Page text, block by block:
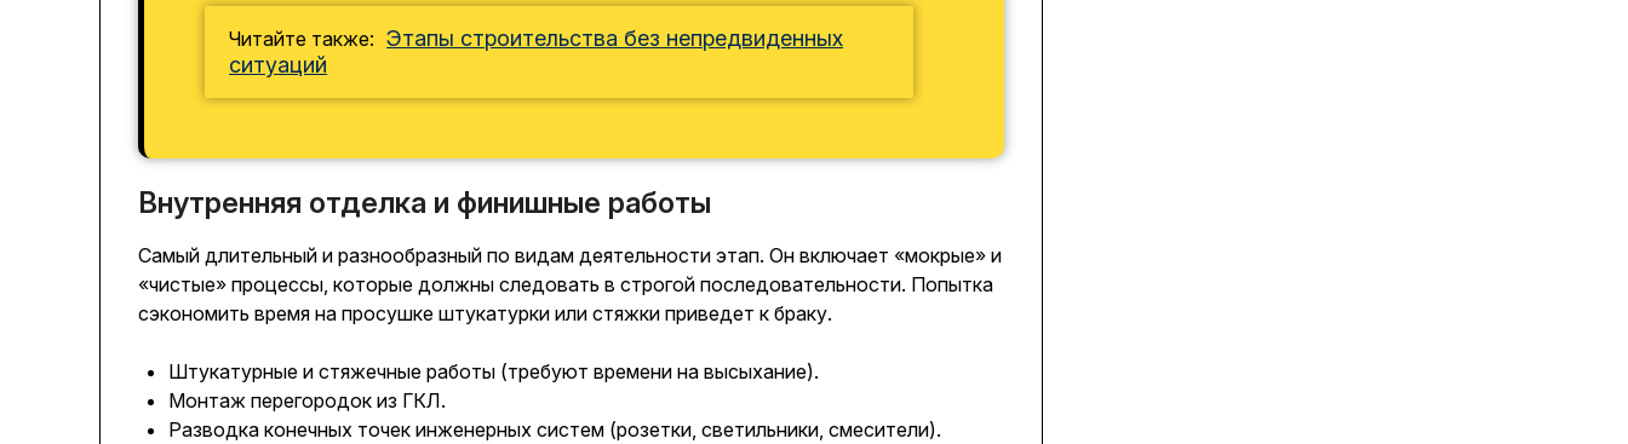
Читайте также: Этапы строительства без непредвиденных
ситуаций
Внутренняя отделка и финишные работы
Самый длительный и разнообразный по видам деятельности этап. Он включает «мокрые» и
«чистые» процессы, которые должны следовать в строгой последовательности. Попытка
сэкономить время на просушке штукатурки или стяжки приведет к браку.
Штукатурные и стяжечные работы (требуют времени на высыхание).
Монтаж перегородок из ГКЛ.
Разводка конечных точек инженерных систем (розетки, светильники, смесители).